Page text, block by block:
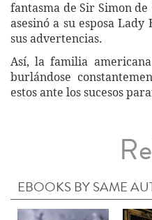
fantasma de Sir Simon
asesinó a su esposa
sus advertencias.
Así, la familia
burlándose
estos ante los sucesos
EBOOKS BY SAME